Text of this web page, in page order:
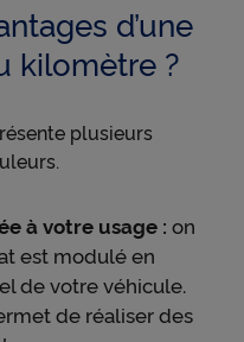
d’une
kilomètre ?
plusieurs
à votre usage : on
est modulé en
de votre véhicule.
de réaliser des